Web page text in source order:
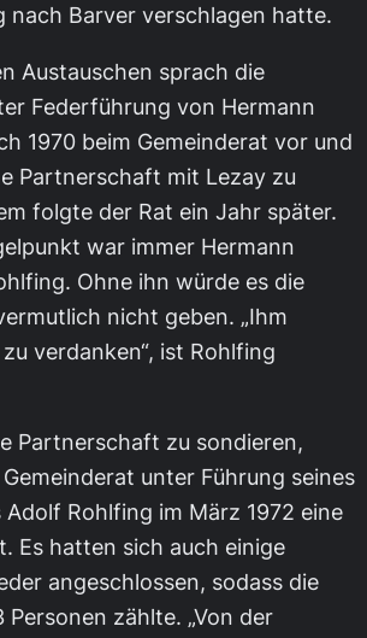
nach Barver verschlagen hatte.
Austauschen sprach die
Federführung von Hermann
1970 beim Gemeinderat vor und
Partnerschaft mit Lezay zu
folgte der Rat ein Jahr später.
war immer Hermann
Ohne ihn würde es die
nicht geben. „Ihm
verdanken“, ist Rohlfing
Partnerschaft zu sondieren,
unter Führung seines
Rohlfing im März 1972 eine
Es hatten sich auch einige
angeschlossen, sodass die
Personen zählte. „Von der